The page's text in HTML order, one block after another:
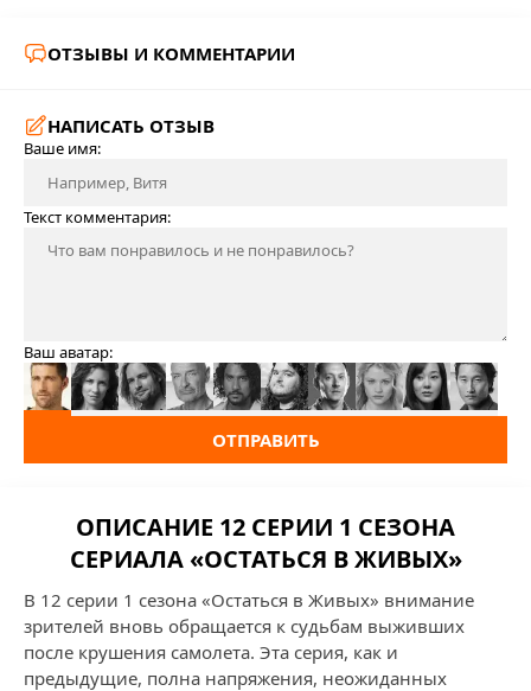
ОТЗЫВЫ И КОММЕНТАРИИ
НАПИСАТЬ ОТЗЫВ
Ваше имя:
Текст комментария:
Ваш аватар:
ОТПРАВИТЬ
ОПИСАНИЕ 12 СЕРИИ 1 СЕЗОНА
СЕРИАЛА «ОСТАТЬСЯ В ЖИВЫХ»
В 12 серии 1 сезона «Остаться в Живых» внимание
зрителей вновь обращается к судьбам выживших
после крушения самолета. Эта серия, как и
предыдущие, полна напряжения, неожиданных